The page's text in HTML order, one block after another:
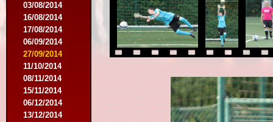
03/08/2014
16/08/2014
17/08/2014
06/09/2014
27/09/2014
11/10/2014
08/11/2014
15/11/2014
06/12/2014
13/12/2014